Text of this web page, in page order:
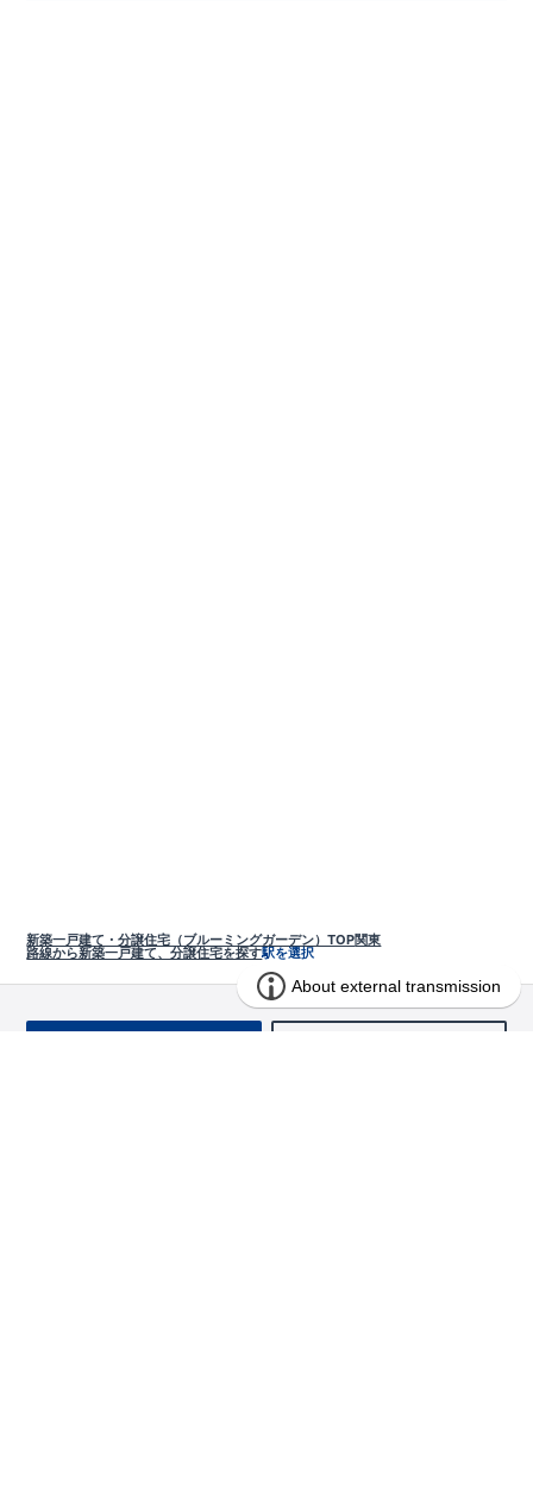
新築一戸建て・分譲住宅（ブルーミングガーデン）TOP関東
路線から新築一戸建て、分譲住宅を探す駅を選択